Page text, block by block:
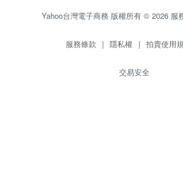
Yahoo台灣電子商務 版權所有 © 2026 服
服務條款 | 隱私權 | 拍賣使用
交易安全